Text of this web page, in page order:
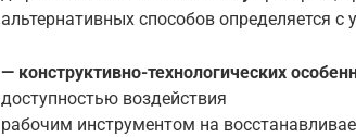
альтернативных способов определяется
— конструктивно-технологических
доступностью воздействия
рабочим инструментом на